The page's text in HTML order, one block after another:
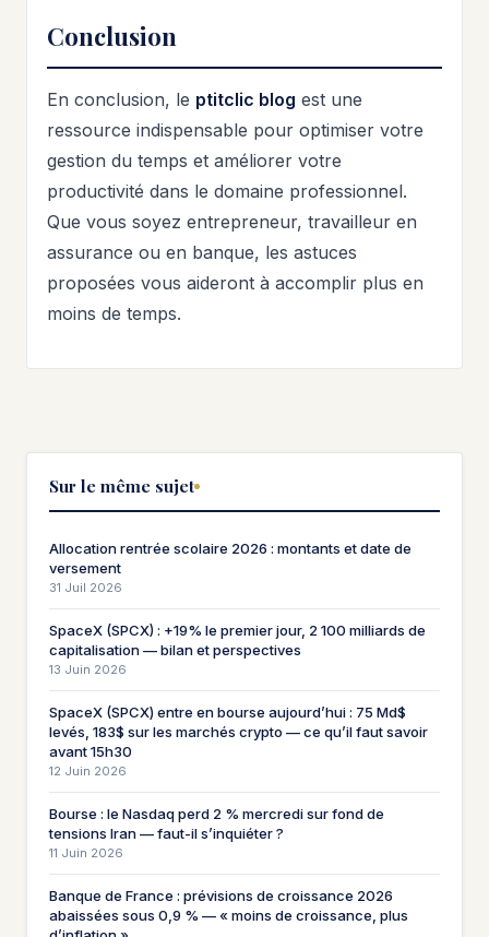
Conclusion
En conclusion, le ptitclic blog est une
ressource indispensable pour optimiser votre
gestion du temps et améliorer votre
productivité dans le domaine professionnel.
Que vous soyez entrepreneur, travailleur en
assurance ou en banque, les astuces
proposées vous aideront à accomplir plus en
moins de temps.
Sur le même sujet
Allocation rentrée scolaire 2026 : montants et date de
versement
31 Juil 2026
SpaceX (SPCX) : +19% le premier jour, 2 100 milliards de
capitalisation — bilan et perspectives
13 Juin 2026
SpaceX (SPCX) entre en bourse aujourd’hui : 75 Md$
levés, 183$ sur les marchés crypto — ce qu’il faut savoir
avant 15h30
12 Juin 2026
Bourse : le Nasdaq perd 2 % mercredi sur fond de
tensions Iran — faut-il s’inquiéter ?
11 Juin 2026
Banque de France : prévisions de croissance 2026
abaissées sous 0,9 % — « moins de croissance, plus